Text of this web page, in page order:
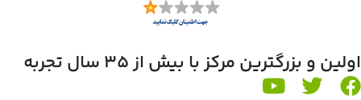
اولین و بزرگترین مرکز با بیش از 35 سال تجربه